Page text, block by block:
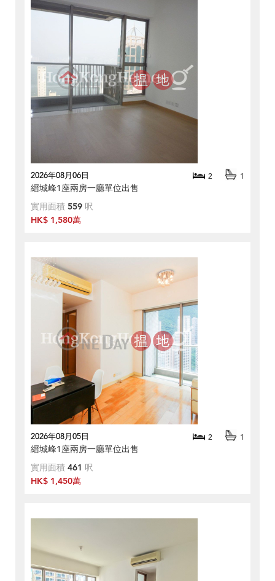
2026年08月06日 2 1
縉城峰1座兩房一廳單位出售
實用面積 559 呎
HK$ 1,580萬
2026年08月05日 2 1
縉城峰1座兩房一廳單位出售
實用面積 461 呎
HK$ 1,450萬